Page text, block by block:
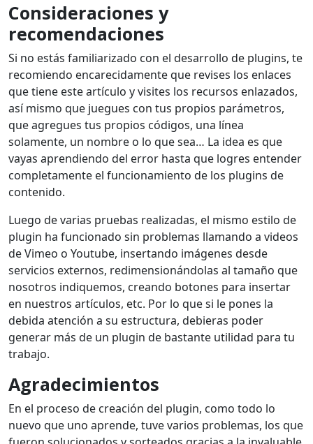
Consideraciones y
recomendaciones
Si no estás familiarizado con el desarrollo de plugins, te
recomiendo encarecidamente que revises los enlaces
que tiene este artículo y visites los recursos enlazados,
así mismo que juegues con tus propios parámetros,
que agregues tus propios códigos, una línea
solamente, un nombre o lo que sea… La idea es que
vayas aprendiendo del error hasta que logres entender
completamente el funcionamiento de los plugins de
contenido.
Luego de varias pruebas realizadas, el mismo estilo de
plugin ha funcionado sin problemas llamando a videos
de Vimeo o Youtube, insertando imágenes desde
servicios externos, redimensionándolas al tamaño que
nosotros indiquemos, creando botones para insertar
en nuestros artículos, etc. Por lo que si le pones la
debida atención a su estructura, debieras poder
generar más de un plugin de bastante utilidad para tu
trabajo.
Agradecimientos
En el proceso de creación del plugin, como todo lo
nuevo que uno aprende, tuve varios problemas, los que